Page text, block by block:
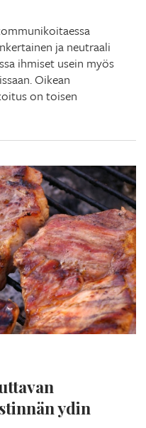
ja neutraali
ihmiset usein myös
Oikean
on toisen
ydin